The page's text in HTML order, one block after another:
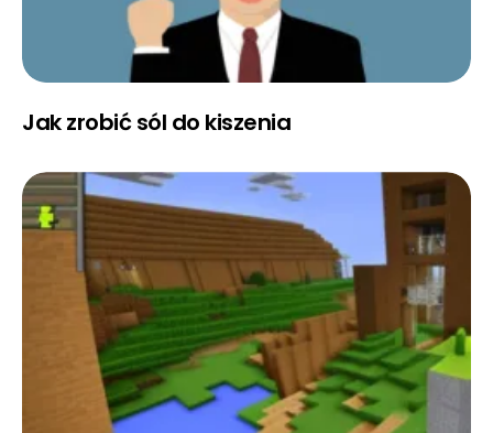
Jak zrobić sól do kiszenia